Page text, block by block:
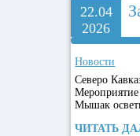
22.04
2026
Новости
Северо
Мышак
ЧИТАТЬ